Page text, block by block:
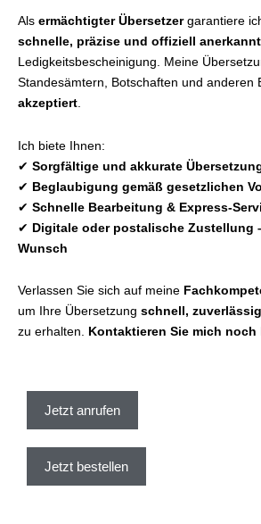
Als ermächtigter Übersetzergarantiere
schnelle, präzise und offiziell
Ledigkeitsbescheinigung. Meine
Standesämtern, Botschaften und anderen
akzeptiert
Ich biete Ihnen:
✔ Sorgfältige und akkurate
✔ Beglaubigung gemäß gesetzlichen
✔ Schnelle Bearbeitung & Express-
✔ Digitale oder postalische Zustellung
Wunsch
Verlassen Sie sich auf meine
um Ihre Übersetzung schnell,
zu erhalten. Kontaktieren Sie mich noch
Jetzt anrufen
Jetzt bestellen